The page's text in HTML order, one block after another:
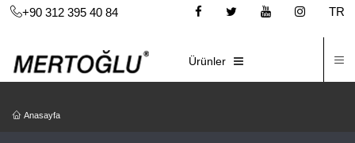
+90 312 395 40 84
TR
Ürünler
Anasayfa